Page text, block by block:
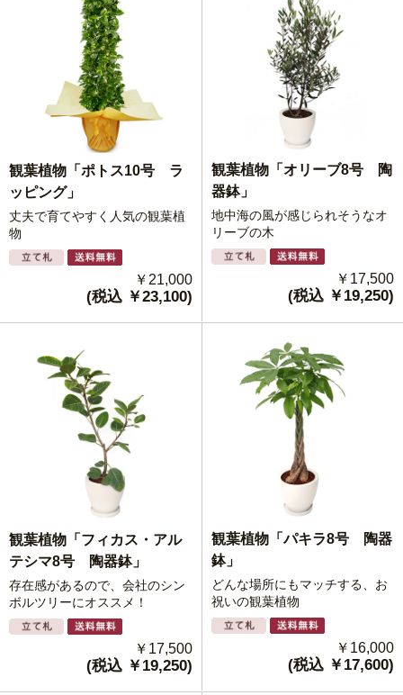
観葉植物「ポトス10号 ラ
ッピング」
丈夫で育てやすく人気の観葉植
物
￥21,000
(税込 ￥23,100)
観葉植物「オリーブ8号 陶
器鉢」
地中海の風が感じられそうなオ
リーブの木
￥17,500
(税込 ￥19,250)
観葉植物「フィカス・アル
テシマ8号 陶器鉢」
存在感があるので、会社のシン
ボルツリーにオススメ！
￥17,500
(税込 ￥19,250)
観葉植物「パキラ8号 陶器
鉢」
どんな場所にもマッチする、お
祝いの観葉植物
￥16,000
(税込 ￥17,600)